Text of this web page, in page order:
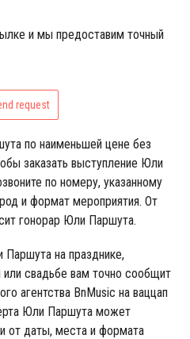
и мы предоставим точный
request
по наименьшей цене без
заказать выступление Юли
по номеру, указанному
и формат мероприятия. От
гонорар Юли Паршута.
на празднике,
свадьбе вам точно сообщит
агентства BnMusic на ваццап
Юли Паршута может
от даты, места и формата